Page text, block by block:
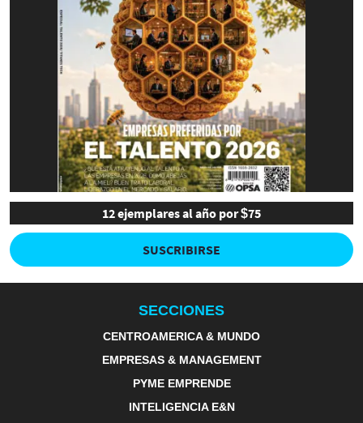
12 ejemplares al año por $75
SUSCRIBIRSE
SECCIONES
CENTROAMERICA & MUNDO
EMPRESAS & MANAGEMENT
PYME EMPRENDE
INTELIGENCIA E&N